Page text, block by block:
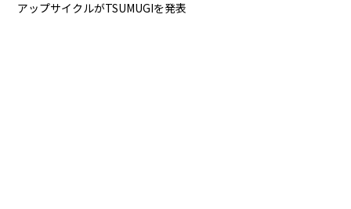
アップサイクルがTSUMUGIを発表